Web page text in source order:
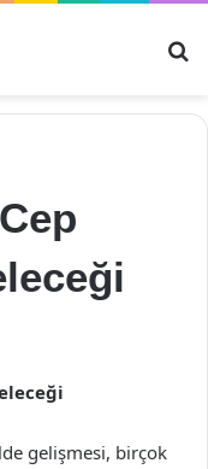
gelişmesi, birçok